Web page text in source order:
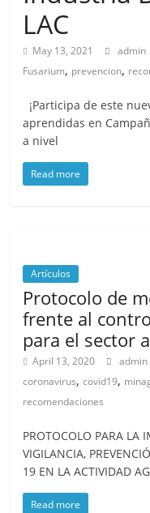
LAC
May 13, 2021 admin
Fusarium, prevencion,
¡Participa de este
aprendidas en
a nivel
Read more
Artículos
Protocolo de
frente al
para el sector
April 13, 2020 admin
coronavirus,covid19,
recomendaciones
PROTOCOLO PARA LA
VIGILANCIA,
19 EN LA ACTIVIDAD
Read more